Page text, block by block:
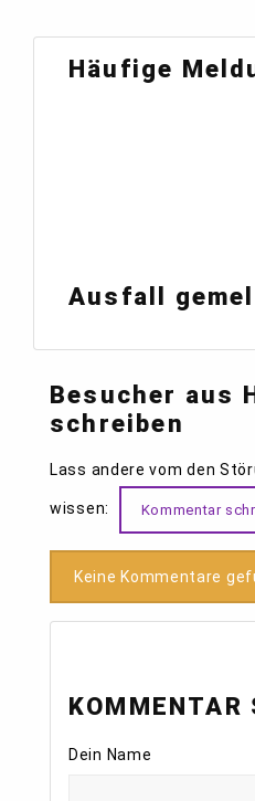
Häufige
Ausfall
Besucher aus
schreiben
Lass andere vom den
wissen: Kommentar
Keine Kommentare
KOMMENTAR
Dein Name